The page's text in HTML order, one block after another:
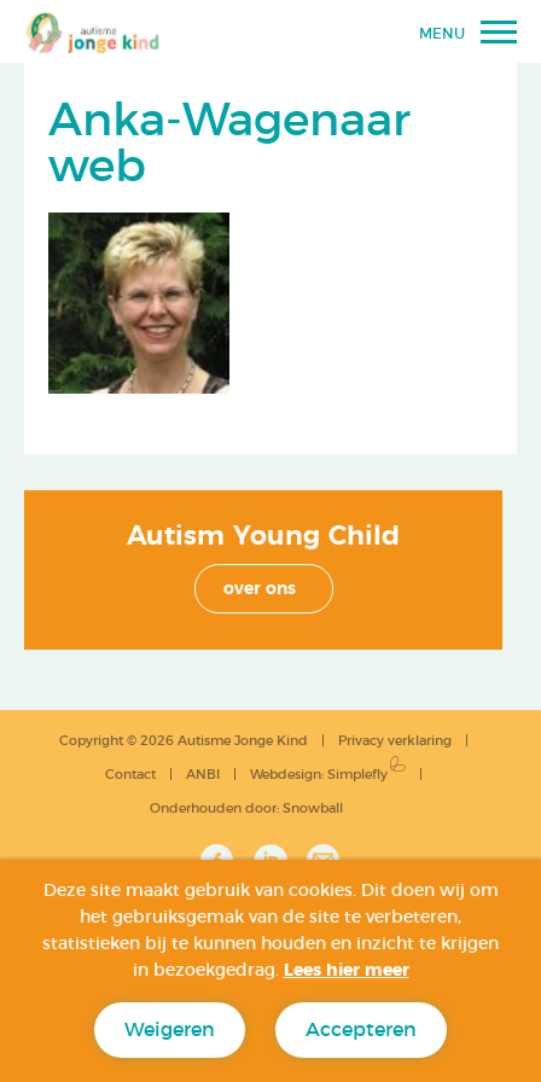
MENU
Anka-Wagenaar
web
Autism Young Child
over ons
Copyright © 2026 Autisme Jonge Kind Privacy verklaring
Contact ANBI Webdesign: Simplefly
Onderhouden door: Snowball
Deze site maakt gebruik van cookies. Dit doen wij om
het gebruiksgemak van de site te verbeteren,
statistieken bij te kunnen houden en inzicht te krijgen
in bezoekgedrag. Lees hier meer
Weigeren Accepteren